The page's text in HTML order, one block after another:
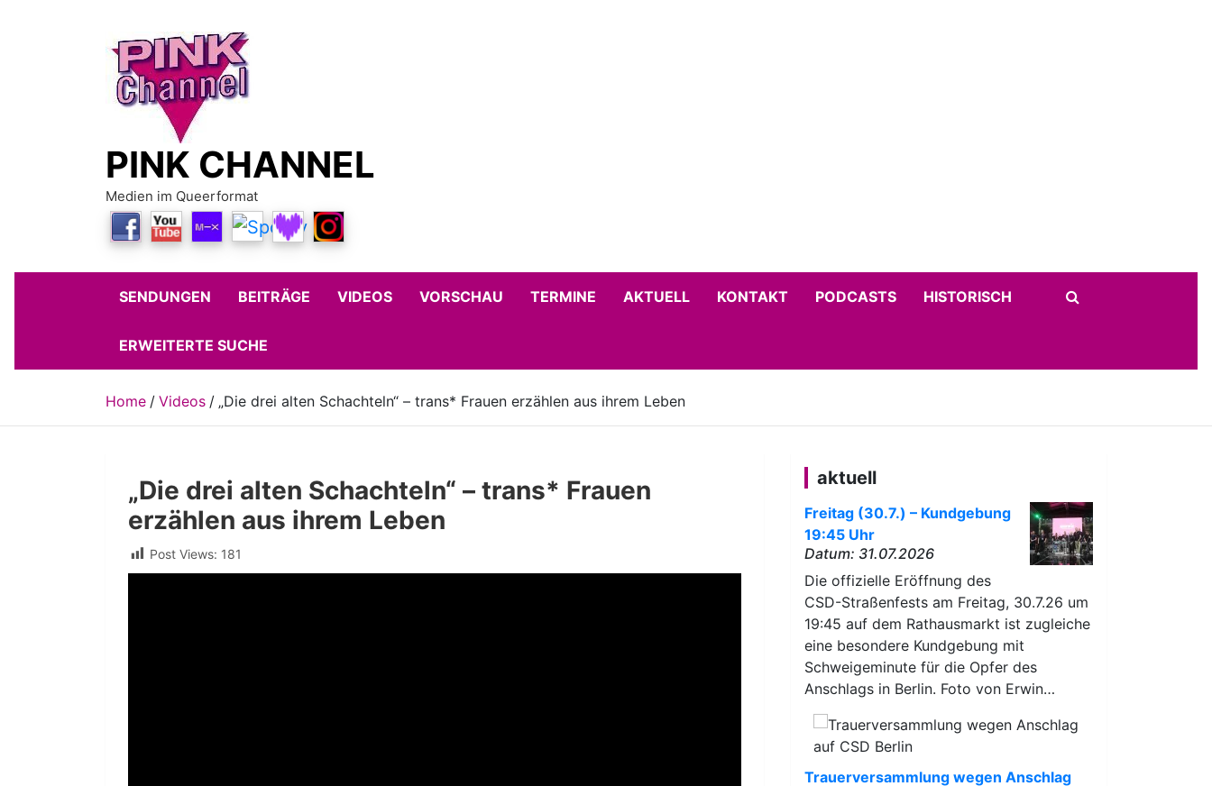
PINK CHANNEL
Medien im Queerformat
SENDUNGEN BEITRÄGE VIDEOS VORSCHAU TERMINE AKTUELL KONTAKT PODCASTS HISTORISCH
ERWEITERTE SUCHE
Home Videos „Die drei alten Schachteln“ – trans* Frauen erzählen aus ihrem Leben
„Die drei alten Schachteln“ – trans* Frauen
erzählen aus ihrem Leben
Post Views: 181
aktuell
Freitag (30.7.) – Kundgebung
19:45 Uhr
Datum: 31.07.2026
Die offizielle Eröffnung des
CSD-Straßenfests am Freitag, 30.7.26 um
19:45 auf dem Rathausmarkt ist zugleiche
eine besondere Kundgebung mit
Schweigeminute für die Opfer des
Anschlags in Berlin. Foto von Erwin…
Trauerversammlung wegen Anschlag